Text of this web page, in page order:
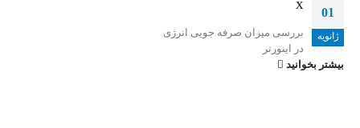
01
ژانویه
x
بررسی میزان صرفه جویی انرژی
در اینورتر
بیشتر بخوانید